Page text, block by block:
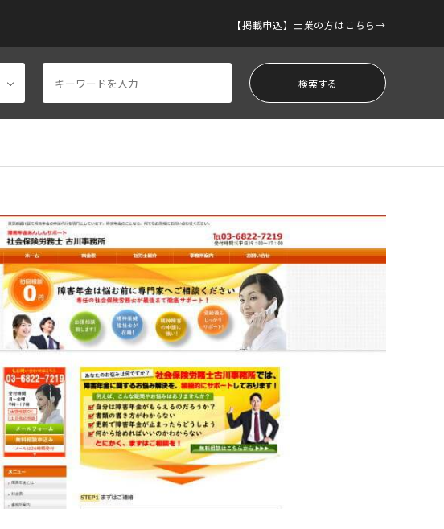
【掲載申込】士業の方はこちら